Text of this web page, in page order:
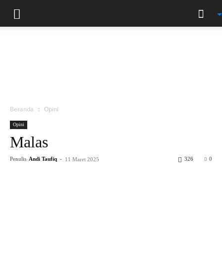
Beranda Opini
Opini
Malas
Penulis Andi Taufiq - 11 Maret 2025 0
326